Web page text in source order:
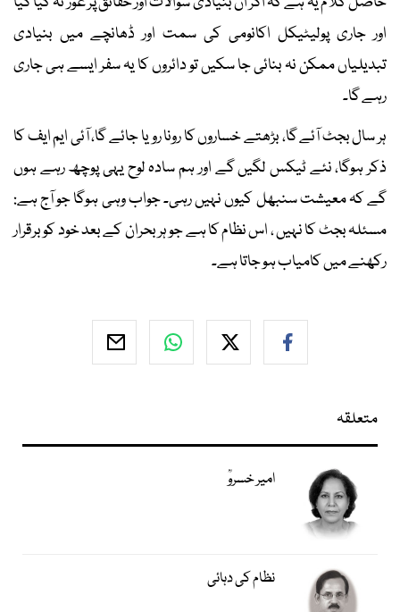
اور جاری پولیٹیکل اکانومی کی سمت اور ڈھانچے میں بنیادی
تبدیلیاں ممکن نہ بنائی جا سکیں تو دائروں کا یہ سفر ایسے ہی جاری
رہے گا۔
ہر سال بجٹ آئے گا، بڑھتے خساروں کا رونا رویا جائے گا، آئی ایم ایف کا
ذکر ہوگا، نئے ٹیکس لگیں گے اور ہم سادہ لوح یہی پوچھ رہے ہوں
گے کہ معیشت سنبھل کیوں نہیں رہی۔ جواب وہی ہوگا جو آج ہے:
مسئلہ بجٹ کا نہیں ، اس نظام کا ہے جو ہر بحران کے بعد خود کو برقرار
رکھنے میں کامیاب ہو جاتا ہے۔
متعلقہ
امیر خسروؒ
نظام کی دہائی